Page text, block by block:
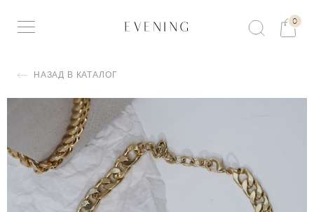
0
НАЗАД В КАТАЛОГ